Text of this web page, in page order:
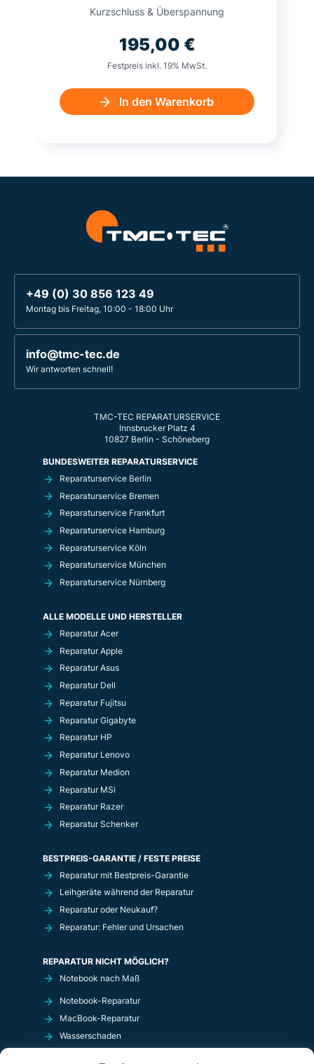
Kurzschluss & Überspannung
195,00 €
Festpreis inkl. 19% MwSt.
In den Warenkorb
+49 (0) 30 856 123 49
Montag bis Freitag, 10:00 - 18:00 Uhr
info@tmc-tec.de
Wir antworten schnell!
TMC-TEC REPARATURSERVICE
Innsbrucker Platz 4
10827 Berlin - Schöneberg
BUNDESWEITER REPARATURSERVICE
Reparaturservice Berlin
Reparaturservice Bremen
Reparaturservice Frankfurt
Reparaturservice Hamburg
Reparaturservice Köln
Reparaturservice München
Reparaturservice Nürnberg
ALLE MODELLE UND HERSTELLER
Reparatur Acer
Reparatur Apple
Reparatur Asus
Reparatur Dell
Reparatur Fujitsu
Reparatur Gigabyte
Reparatur HP
Reparatur Lenovo
Reparatur Medion
Reparatur MSi
Reparatur Razer
Reparatur Schenker
BESTPREIS-GARANTIE / FESTE PREISE
Reparatur mit Bestpreis-Garantie
Leihgeräte während der Reparatur
Reparatur oder Neukauf?
Reparatur: Fehler und Ursachen
REPARATUR NICHT MÖGLICH?
Notebook nach Maß
Notebook-Reparatur
MacBook-Reparatur
Wasserschaden